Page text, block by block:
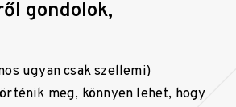
gondolok,
ugyan csak szellemi)
meg, könnyen lehet, hogy